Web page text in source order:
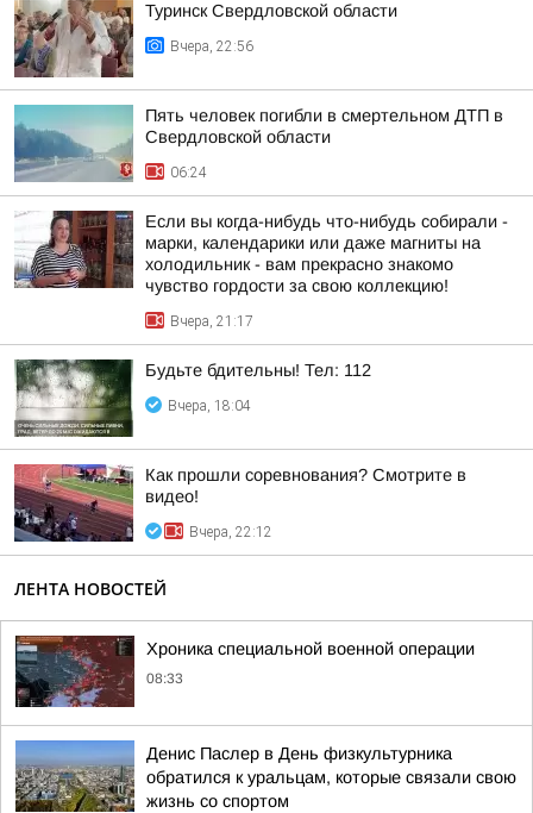
Туринск Свердловской области
Вчера, 22:56
Пять человек погибли в смертельном ДТП в
Свердловской области
06:24
Если вы когда-нибудь что-нибудь собирали -
марки, календарики или даже магниты на
холодильник - вам прекрасно знакомо
чувство гордости за свою коллекцию!
Вчера, 21:17
Будьте бдительны! Тел: 112
Вчера, 18:04
Как прошли соревнования? Смотрите в
видео!
Вчера, 22:12
ЛЕНТА НОВОСТЕЙ
Хроника специальной военной операции
08:33
Денис Паслер в День физкультурника
обратился к уральцам, которые связали свою
жизнь со спортом